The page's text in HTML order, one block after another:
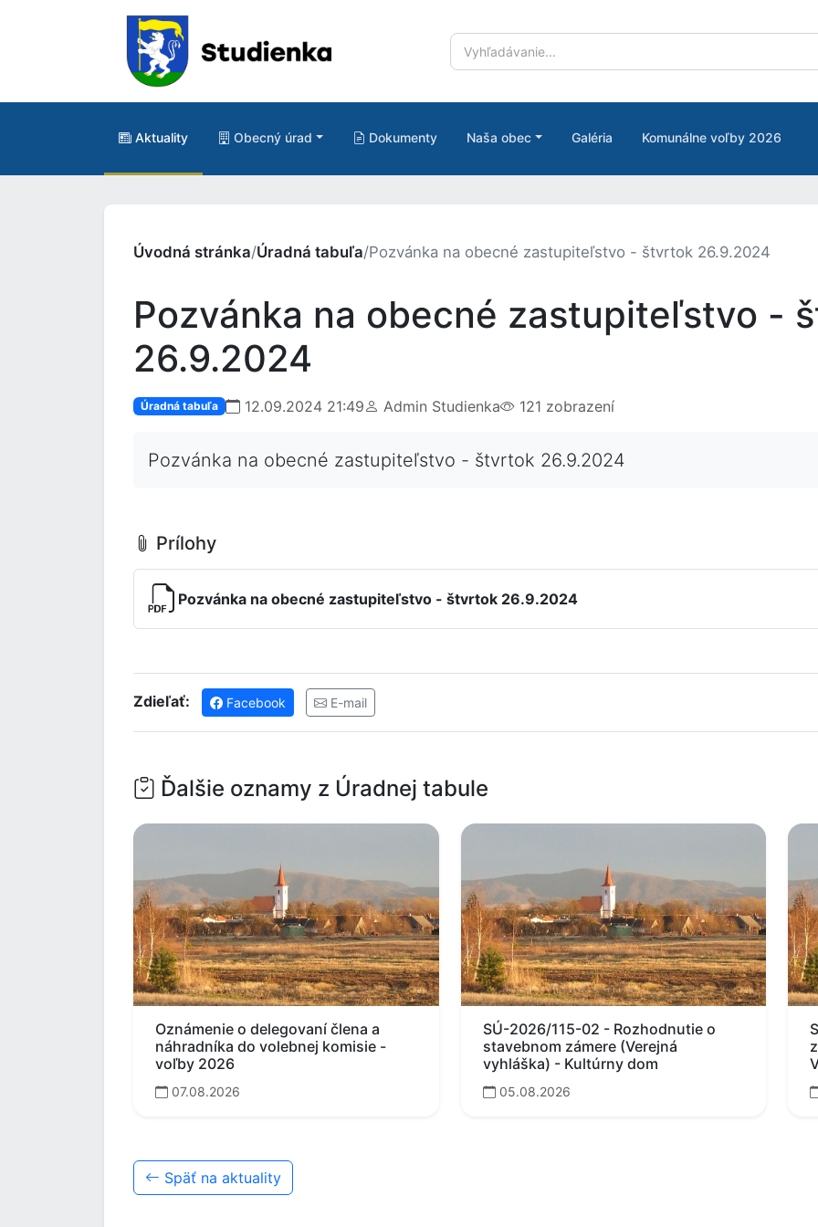
Aktuality Obecný úrad Dokumenty Naša obec Galéria Komunálne voľby 2026
Úvodná stránka/Úradná tabuľa/Pozvánka na obecné zastupiteľstvo - štvrtok 26.9.2024
Pozvánka na obecné zastupiteľstvo -
26.9.2024
Úradná tabuľa 12.09.2024 21:49 Admin Studienka 121 zobrazení
Pozvánka na obecné zastupiteľstvo - štvrtok 26.9.2024
Prílohy
Pozvánka na obecné zastupiteľstvo - štvrtok 26.9.2024
Zdieľať: Facebook E-mail
Ďalšie oznamy z Úradnej tabule
Oznámenie o delegovaní člena a
náhradníka do volebnej komisie -
voľby 2026
07.08.2026
SÚ-2026/115-02 - Rozhodnutie o
stavebnom zámere (Verejná
vyhláška) - Kultúrny dom
05.08.2026
Späť na aktuality